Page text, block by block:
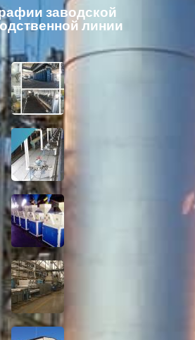
заводской
линии